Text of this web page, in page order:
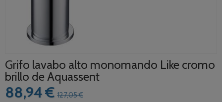
Grifo lavabo alto monomando Like cromo
brillo de Aquassent
88,94 € 127,05 €